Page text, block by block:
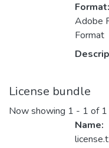
Format:
Adobe
Format
License bundle
Now showing 1 - 1 of 1
Name: